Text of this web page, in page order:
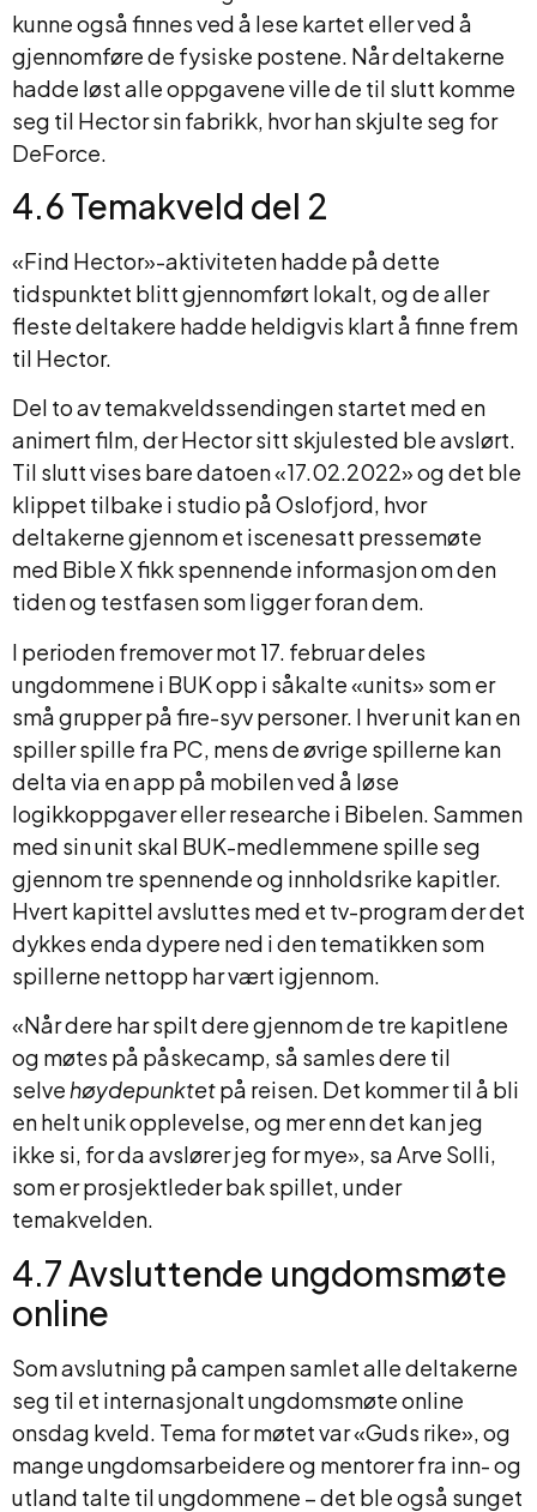
kunne også finnes ved å lese kartet eller ved å
gjennomføre de fysiske postene. Når deltakerne
hadde løst alle oppgavene ville de til slutt komme
seg til Hector sin fabrikk, hvor han skjulte seg for
DeForce.
4.6 Temakveld del 2
«Find Hector»-aktiviteten hadde på dette
tidspunktet blitt gjennomført lokalt, og de aller
fleste deltakere hadde heldigvis klart å finne frem
til Hector.
Del to av temakveldssendingen startet med en
animert film, der Hector sitt skjulested ble avslørt.
Til slutt vises bare datoen «17.02.2022» og det ble
klippet tilbake i studio på Oslofjord, hvor
deltakerne gjennom et iscenesatt pressemøte
med Bible X fikk spennende informasjon om den
tiden og testfasen som ligger foran dem.
I perioden fremover mot 17. februar deles
ungdommene i BUK opp i såkalte «units» som er
små grupper på fire-syv personer. I hver unit kan en
spiller spille fra PC, mens de øvrige spillerne kan
delta via en app på mobilen ved å løse
logikkoppgaver eller researche i Bibelen. Sammen
med sin unit skal BUK-medlemmene spille seg
gjennom tre spennende og innholdsrike kapitler.
Hvert kapittel avsluttes med et tv-program der det
dykkes enda dypere ned i den tematikken som
spillerne nettopp har vært igjennom.
«Når dere har spilt dere gjennom de tre kapitlene
og møtes på påskecamp, så samles dere til
selve høydepunktetpå reisen. Det kommer til å bli
en helt unik opplevelse, og mer enn det kan jeg
ikke si, for da avslører jeg for mye», sa Arve Solli,
som er prosjektleder bak spillet, under
temakvelden.
4.7 Avsluttende ungdomsmøte
online
Som avslutning på campen samlet alle deltakerne
seg til et internasjonalt ungdomsmøte online
onsdag kveld. Tema for møtet var «Guds rike», og
mange ungdomsarbeidere og mentorer fra inn- og
utland talte til ungdommene – det ble også sunget